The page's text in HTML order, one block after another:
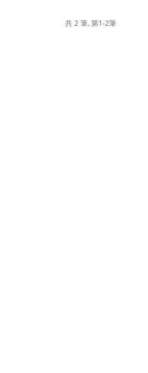
共 2 筆, 第1-2筆